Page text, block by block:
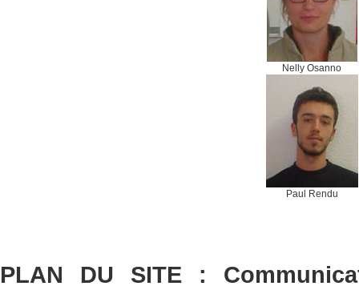
Nelly Osanno
Paul Rendu
PLAN DU SITE :